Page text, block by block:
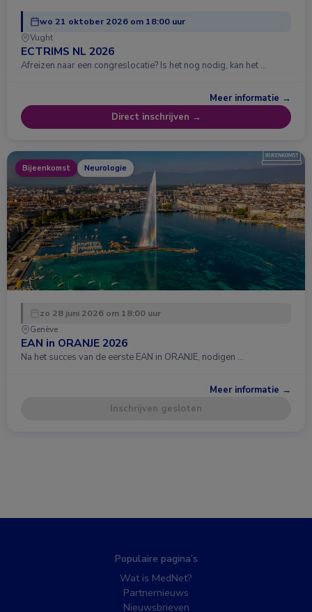
wo 21 oktober 2026 om 18:00 uur
Vught
ECTRIMS NL 2026
Afreizen naar een congreslocatie? Is het nog nodig, kan het …
Meer informatie →
Direct inschrijven →
Bijeenkomst Neurologie
zo 28 juni 2026 om 18:00 uur
Genève
EAN in ORANJE 2026
Na het succes van de eerste EAN in ORANJE, nodigen …
Meer informatie →
Inschrijven gesloten
Populaire pagina’s
Wat is MedNet?
Partnernieuws
Nieuwsbrieven